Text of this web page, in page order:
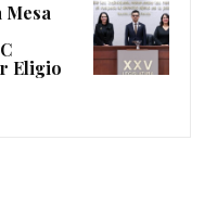
Mesa
Eligio